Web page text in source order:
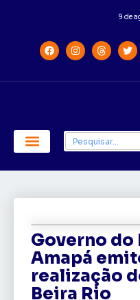
9 de
Governo do
Amapá
realização
Beira Rio